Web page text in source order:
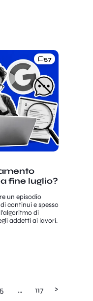
57
fine luglio?
un episodio
continui e spesso
di
addetti ai lavori.
5 … 117 >